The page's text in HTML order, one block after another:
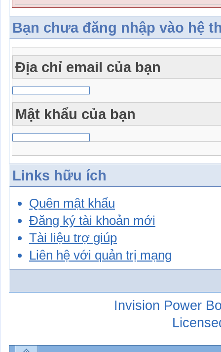
Bạn chưa đăng nhập vào hệ
Địa chỉ email của bạn
Mật khẩu của bạn
Links hữu ích
Quên mật khẩu
Đăng ký tài khoản mới
Tài liệu trợ giúp
Liên hệ với quản trị mạng
Invision Power